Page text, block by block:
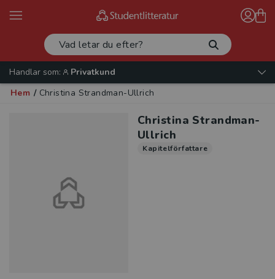
Handlar som:
Privatkund
Hem / Christina Strandman-Ullrich
Christina Strandman-
Ullrich
Kapitelförfattare